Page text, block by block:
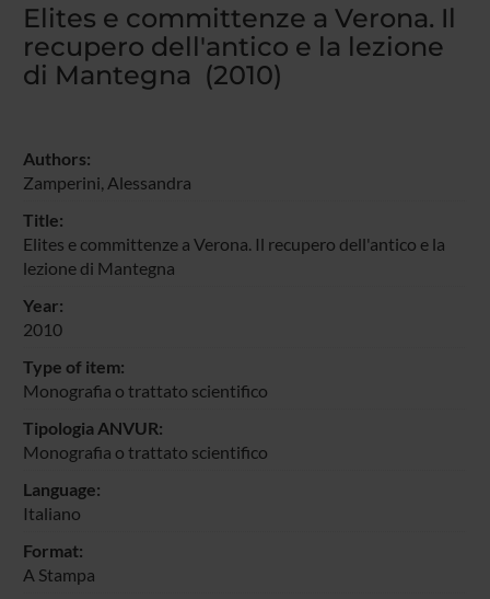
Elites e committenze a Verona. Il
recupero dell'antico e la lezione
di Mantegna (2010)
Authors:
Zamperini, Alessandra
Title:
Elites e committenze a Verona. Il recupero dell'antico e la
lezione di Mantegna
Year:
2010
Type of item:
Monografia o trattato scientifico
Tipologia ANVUR:
Monografia o trattato scientifico
Language:
Italiano
Format:
A Stampa